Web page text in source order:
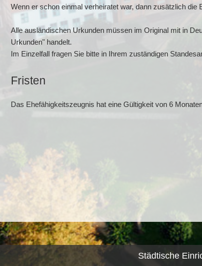
Wenn er schon einmal verheiratet war, dann zusätzlich die
Alle ausländischen Urkunden müssen im Original mit in
Urkunden" handelt.
Im Einzelfall fragen Sie bitte in Ihrem zuständigen
Fristen
Das Ehefähigkeitszeugnis hat eine Gültigkeit von 6
Städtische